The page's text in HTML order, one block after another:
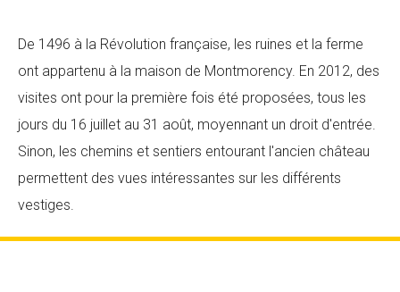
De 1496 à la Révolution française, les ruines et la ferme
ont appartenu à la maison de Montmorency. En 2012, des
visites ont pour la première fois été proposées, tous les
jours du 16 juillet au 31 août, moyennant un droit d'entrée.
Sinon, les chemins et sentiers entourant l'ancien château
permettent des vues intéressantes sur les différents
vestiges.